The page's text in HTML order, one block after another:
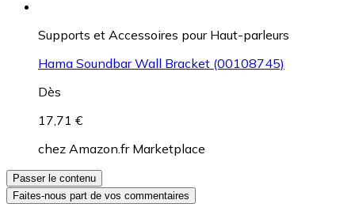
Supports et Accessoires pour Haut-parleurs
Hama Soundbar Wall Bracket (00108745)
Dès
17,71 €
chez Amazon.fr Marketplace
Passer le contenu
Faites-nous part de vos commentaires